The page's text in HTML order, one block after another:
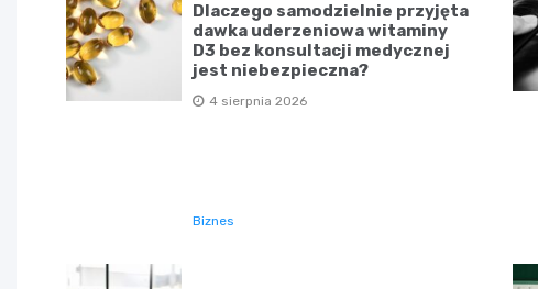
Dlaczego samodzielnie przyjęta
dawka uderzeniowa witaminy
D3 bez konsultacji medycznej
jest niebezpieczna?
4 sierpnia 2026
Biznes